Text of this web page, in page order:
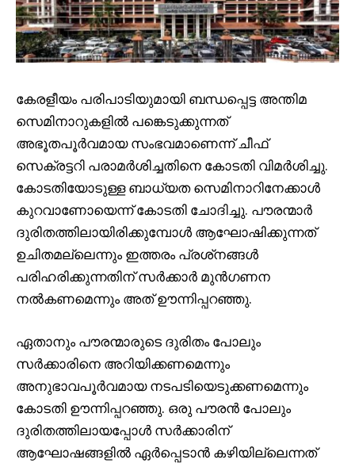
കേരളീയം പരിപാടിയുമായി ബന്ധപ്പെട്ട അന്തിമ
സെമിനാറുകളിൽ പങ്കെടുക്കുന്നത്
അഭൂതപൂർവമായ സംഭവമാണെന്ന് ചീഫ്
സെക്രട്ടറി പരാമർശിച്ചതിനെ കോടതി വിമർശിച്ചു.
കോടതിയോടുള്ള ബാധ്യത സെമിനാറിനേക്കാൾ
കുറവാണോയെന്ന് കോടതി ചോദിച്ചു. പൗരന്മാർ
ദുരിതത്തിലായിരിക്കുമ്പോൾ ആഘോഷിക്കുന്നത്
ഉചിതമല്ലെന്നും ഇത്തരം പ്രശ്‌നങ്ങൾ
പരിഹരിക്കുന്നതിന് സർക്കാർ മുൻഗണന
നൽകണമെന്നും അത് ഊന്നിപ്പറഞ്ഞു.
ഏതാനും പൗരന്മാരുടെ ദുരിതം പോലും
സർക്കാരിനെ അറിയിക്കണമെന്നും
അനുഭാവപൂർവമായ നടപടിയെടുക്കണമെന്നും
കോടതി ഊന്നിപ്പറഞ്ഞു. ഒരു പൗരൻ പോലും
ദുരിതത്തിലായപ്പോൾ സർക്കാരിന്
ആഘോഷങ്ങളിൽ ഏർപ്പെടാൻ കഴിയില്ലെന്നത്